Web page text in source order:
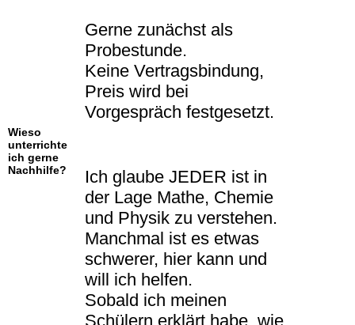
Gerne zunächst als
Probestunde.
Keine Vertragsbindung,
Preis wird bei
Vorgespräch festgesetzt.
Wieso
unterrichte
ich gerne
Nachhilfe?
Ich glaube JEDER ist in
der Lage Mathe, Chemie
und Physik zu verstehen.
Manchmal ist es etwas
schwerer, hier kann und
will ich helfen.
Sobald ich meinen
Schülern erklärt habe, wie